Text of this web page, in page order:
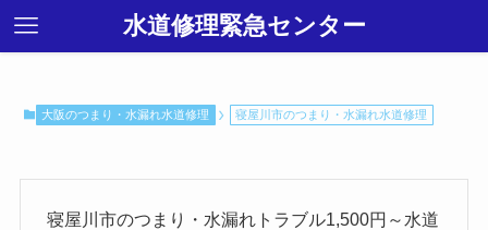
水道修理緊急センター
大阪のつまり・水漏れ水道修理 寝屋川市のつまり・水漏れ水道修理
寝屋川市のつまり・水漏れトラブル1,500円～水道